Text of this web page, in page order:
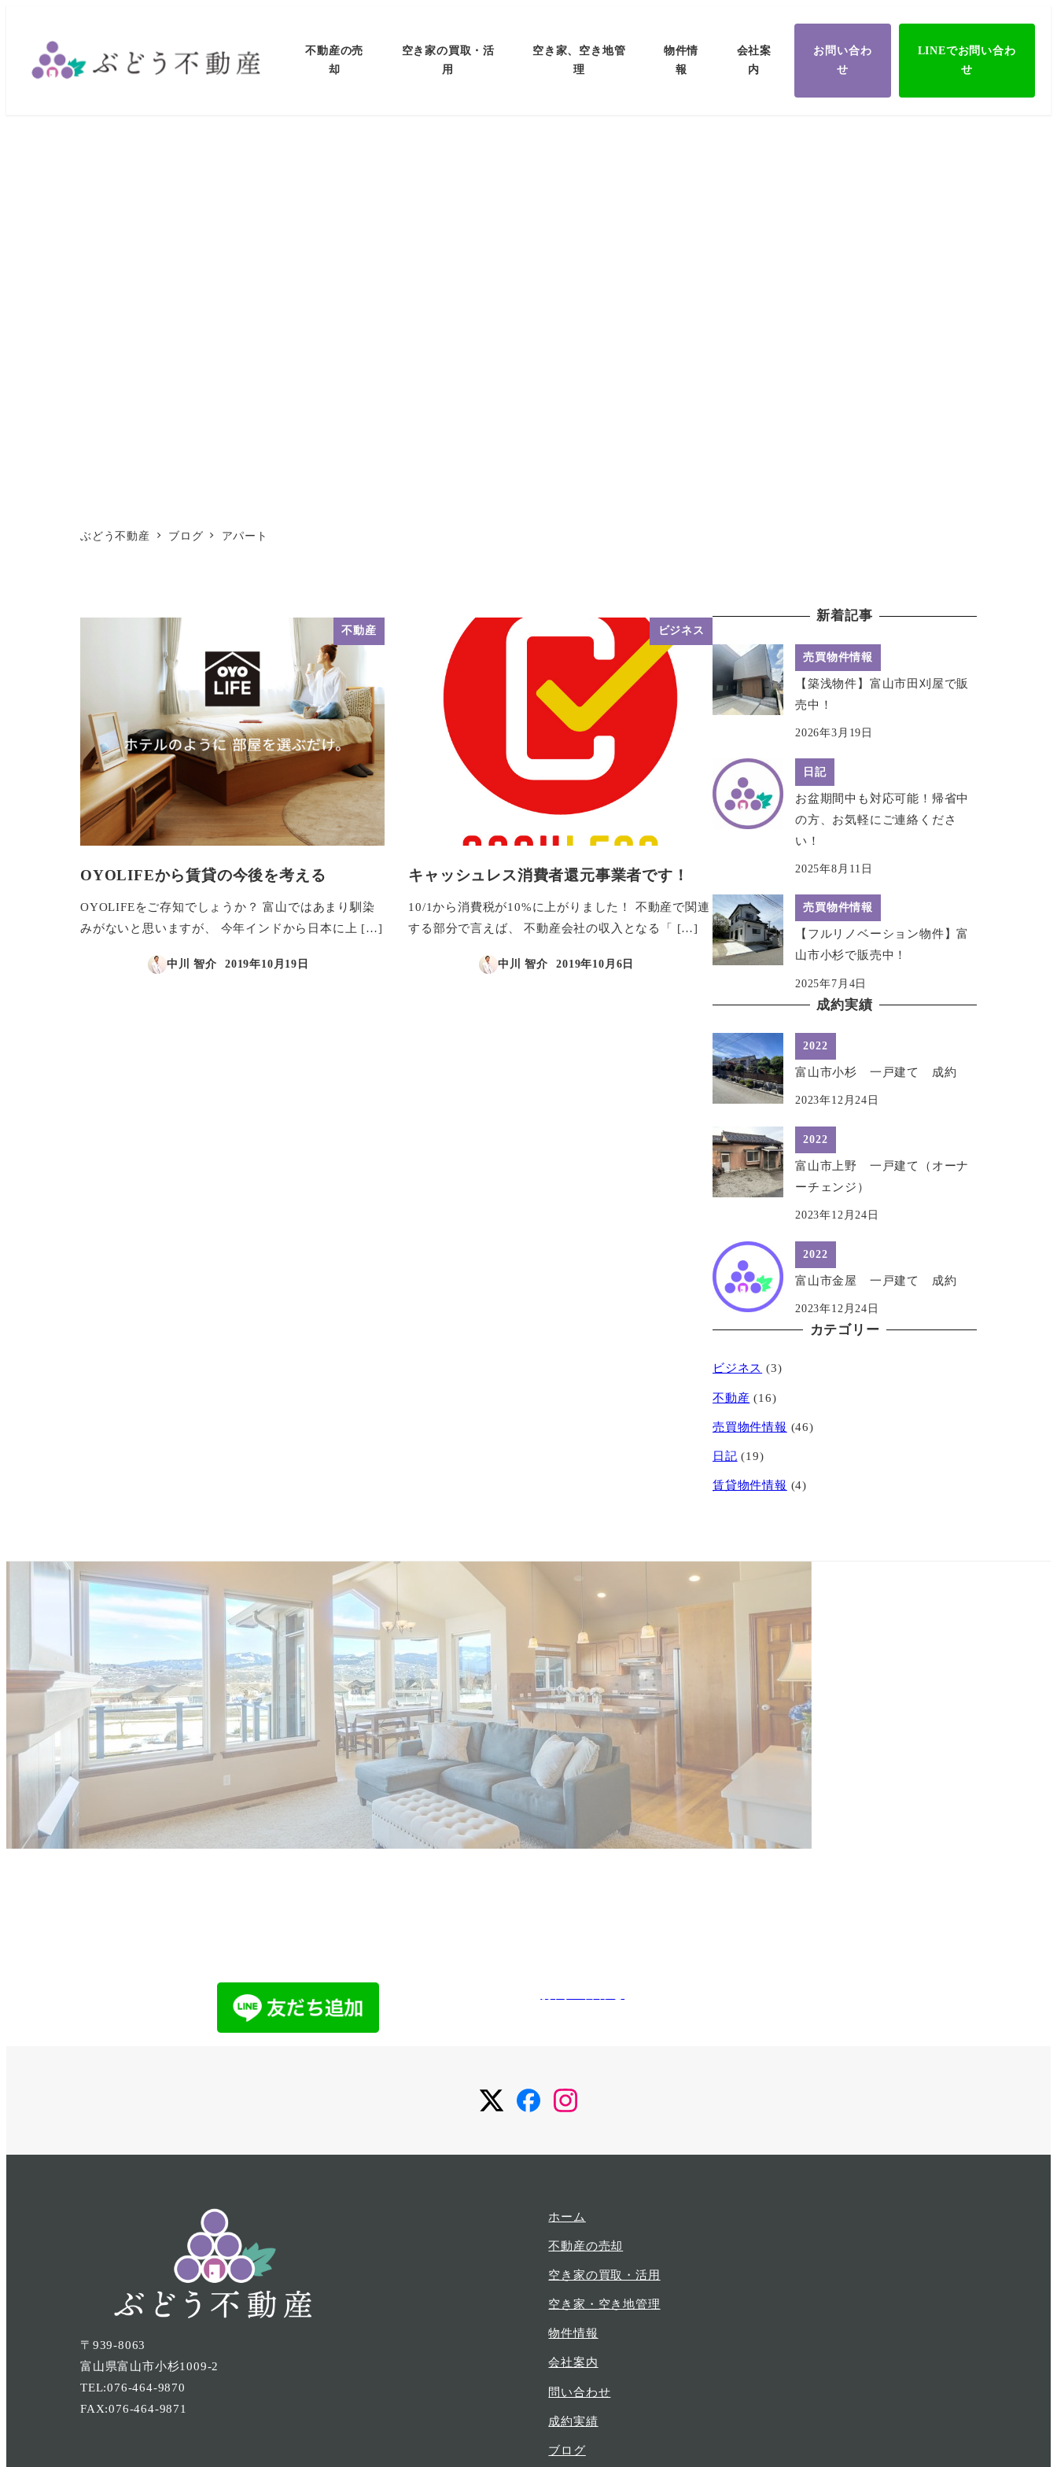
不動産の売
却
空き家の買取・活
用
空き家、空き地管
理
物件情
報
会社案
内
お問い合わ
せ
LINEでお問い合わ
せ
ぶどう不動産 ブログ アパート
不動産
OYOLIFEから賃貸の今後を考える
OYOLIFEをご存知でしょうか？ 富山ではあまり馴染
みがないと思いますが、 今年インドから日本に上 […]
中川 智介
投稿日
2019年10月19日
ビジネス
キャッシュレス消費者還元事業者です！
10/1から消費税が10%に上がりました！ 不動産で関連
する部分で言えば、 不動産会社の収入となる「 […]
中川 智介
投稿日
2019年10月6日
新着記事
売買物件情報
【築浅物件】富山市田刈屋で販
売中！
2026年3月19日
日記
お盆期間中も対応可能！帰省中
の方、お気軽にご連絡くださ
い！
2025年8月11日
売買物件情報
【フルリノベーション物件】富
山市小杉で販売中！
2025年7月4日
成約実績
2022
富山市小杉 一戸建て 成約
2023年12月24日
2022
富山市上野 一戸建て（オーナ
ーチェンジ）
2023年12月24日
2022
富山市金屋 一戸建て 成約
2023年12月24日
カテゴリー
ビジネス (3)
不動産 (16)
売買物件情報 (46)
日記 (19)
賃貸物件情報 (4)
目
メ
ニ
目
メ
ニ
目
〒939-8063
富山県富山市小杉1009-2
TEL:076-464-9870
FAX:076-464-9871
ホーム
不動産の売却
空き家の買取・活用
空き家・空き地管理
物件情報
会社案内
問い合わせ
成約実績
ブログ